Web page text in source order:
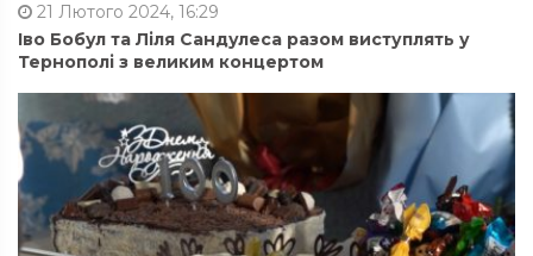
21 Лютого 2024, 16:29
Іво Бобул та Ліля Сандулеса разом виступлять у
Тернополі з великим концертом